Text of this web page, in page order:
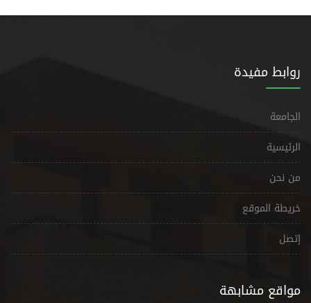
روابط مفيدة
الجامعة
الرئيسية
من نحن
خريطة الموقع
إتصل
مواقع مشابهة